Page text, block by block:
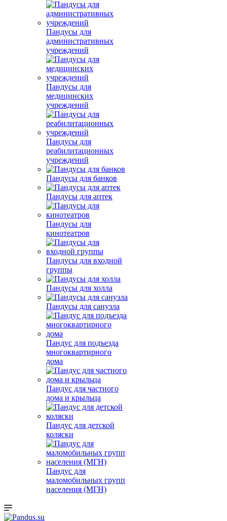
Пандусы для
административных
учреждений
Пандусы для
медицинских
учреждений
Пандусы для
реабилитационных
учреждений
Пандусы для банков
Пандусы для аптек
Пандусы для
кинотеатров
Пандусы для входной
группы
Пандусы для холла
Пандусы для санузла
Пандус для подъезда
многоквартирного
дома
Пандус для частного
дома и крыльца
Пандус для детской
коляски
Пандус для
маломобильных групп
населения (МГН)